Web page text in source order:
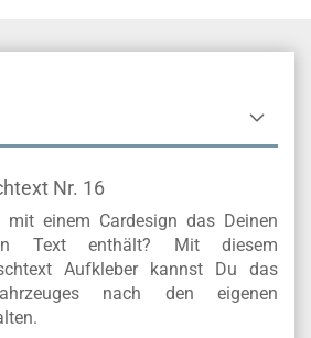
Nr. 16
einem Cardesign das Deinen
Text enthält? Mit diesem
Aufkleber kannst Du das
nach den eigenen